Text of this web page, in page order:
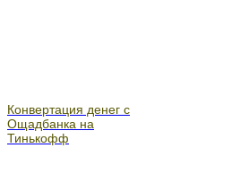
Конвертация денег с
Ощадбанка на
Тинькофф